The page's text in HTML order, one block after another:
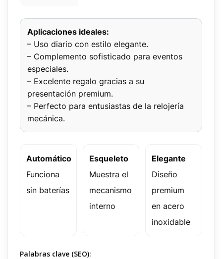
Aplicaciones ideales:
– Uso diario con estilo elegante.
– Complemento sofisticado para eventos
especiales.
– Excelente regalo gracias a su
presentación premium.
– Perfecto para entusiastas de la relojería
mecánica.
Automático
Funciona
sin baterías
Esqueleto
Muestra el
mecanismo
interno
Elegante
Diseño
premium
en acero
inoxidable
Palabras clave (SEO):